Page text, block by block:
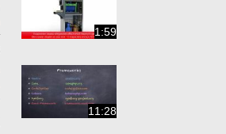
1:59
11:28